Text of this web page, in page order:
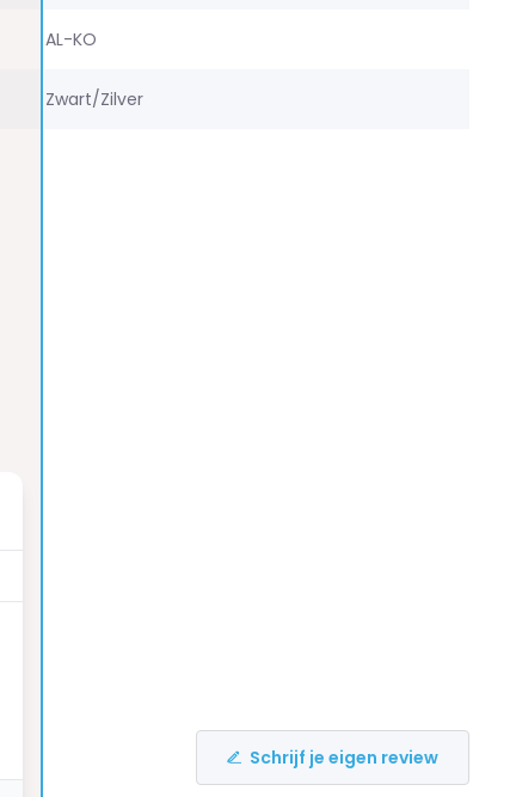
AL-KO
Zwart/Zilver
Schrijf je eigen review